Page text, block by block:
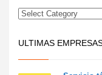
ULTIMAS